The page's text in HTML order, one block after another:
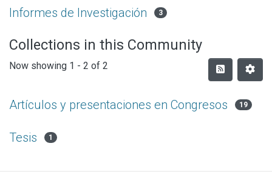
Informes de Investigación 3
Collections in this Community
Now showing 1 - 2 of 2
Artículos y presentaciones en Congresos 19
Tesis 1